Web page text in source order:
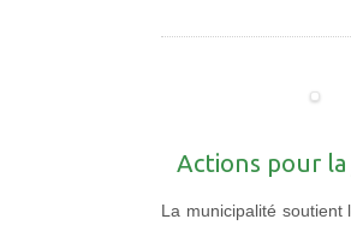
Actions pour
La municipalité soutient